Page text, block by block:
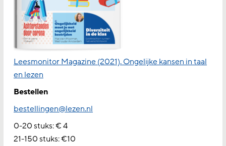
Leesmonitor Magazine (2021). Ongelijke kansen in taal
en lezen
Bestellen
bestellingen@lezen.nl
0-20 stuks: € 4
21-150 stuks: €10